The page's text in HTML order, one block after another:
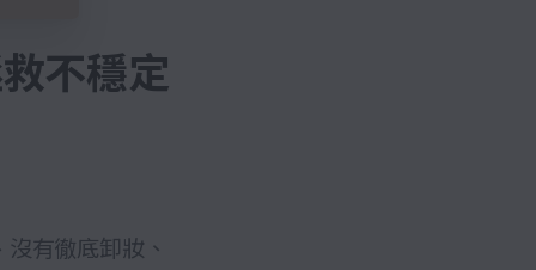
不穩定
有徹底卸妝、